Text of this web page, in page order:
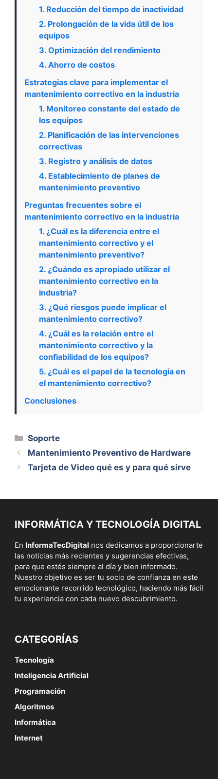
1. Reducción del tiempo de inactividad
2. Prolongación de la vida útil de los
equipos
3. Optimización del rendimiento
4. Ahorro de costos
Estrategias clave para implementar el
mantenimiento correctivo en la industria
1. Monitoreo constante del estado de
los equipos
2. Planificación de las intervenciones
correctivas
3. Registro y análisis de datos
4. Establecimiento de planes de
mantenimiento preventivo
Preguntas frecuentes sobre el
mantenimiento correctivo en la industria
1. ¿Cuál es la diferencia entre el
mantenimiento correctivo y el
mantenimiento preventivo?
2. ¿Cuándo es apropiado utilizar el
mantenimiento correctivo en la
industria?
3. ¿Qué riesgos puede implicar el
mantenimiento correctivo?
4. ¿Cuál es la relación entre el
mantenimiento correctivo y la
confiabilidad de los equipos?
5. ¿Cuál es el papel de la tecnología en
el mantenimiento correctivo?
Conclusiones
Categorías
Soporte
Mantenimiento Preventivo de Hardware
Tarjeta de Video qué es y para qué sirve
INFORMÁTICA Y TECNOLOGÍA DIGITAL
En InformaTecDigital nos dedicamos a proporcionarte
las noticias más recientes y sugerencias efectivas,
para que estés siempre al día y bien informado.
Nuestro objetivo es ser tu socio de confianza en este
emocionante recorrido tecnológico, haciendo más fácil
tu experiencia con cada nuevo descubrimiento.
CATEGORÍAS
Tecnología
Inteligencia Artificial
Programación
Algoritmos
Informática
Internet